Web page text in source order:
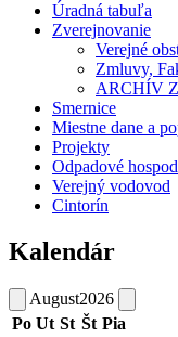
Úradná tabuľa
Zverejnovanie
Verejné
Zmluvy,
ARCHÍV
Smernice
Miestne dane a
Projekty
Odpadové
Verejný vodovod
Cintorín
Kalendár
August2026
Po Ut St Št Pia